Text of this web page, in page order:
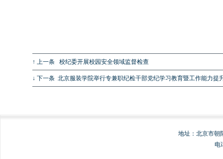
↑ 上一条 校纪委开展校园安全领域监督检查
↓ 下一条 北京服装学院举行专兼职纪检干部党纪学习教育暨工作能力提
地址：北京市
电